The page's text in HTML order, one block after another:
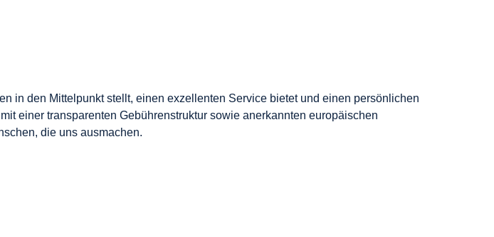
in den Mittelpunkt stellt, einen exzellenten Service bietet und einen persönlichen
einer transparenten Gebührenstruktur sowie anerkannten europäischen
die uns ausmachen.